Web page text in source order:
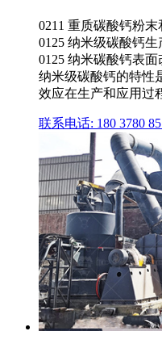
0211 重质碳酸钙粉
0125 纳米级碳酸钙
0125 纳米碳酸钙表
纳米级碳酸钙的特性
效应在生产和应用过
联系电话: 180 3780